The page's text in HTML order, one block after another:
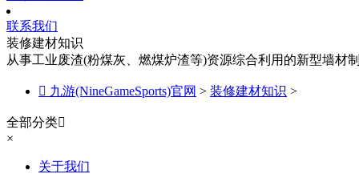
联系我们
装修建材知识
从事工业废渣(粉煤灰、燃煤炉渣等)资源综合利用的新型墙材
 九游(NineGameSports)官网 > 装修建材知识 >
全部分类
×
关于我们